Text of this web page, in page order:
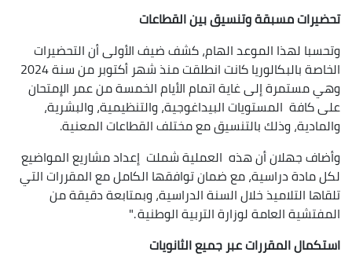
تحضيرات مسبقة وتنسيق بين القطاعات
وتحسبا لهذا الموعد الهام، كشف ضيف الأولى أن التحضيرات
الخاصة بالبكالوريا كانت انطلقت منذ شهر أكتوبر من سنة 2024
وهي مستمرة إلى غاية اتمام الأيام الخمسة من عمر الإمتحان
على كافة المستويات البيداغوجية، والتنظيمية، والبشرية،
والمادية، وذلك بالتنسيق مع مختلف القطاعات المعنية.
وأضاف جهلان أن هذه العملية شملت إعداد مشاريع المواضيع
لكل مادة دراسية، مع ضمان توافقها الكامل مع المقررات التي
تلقاها التلاميذ خلال السنة الدراسية، وبمتابعة دقيقة من
المفتشية العامة لوزارة التربية الوطنية ."
استكمال المقررات عبر جميع الثانويات